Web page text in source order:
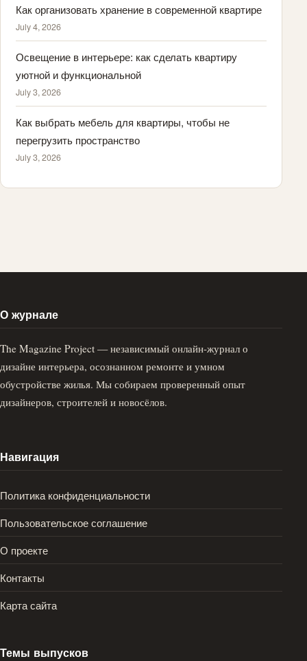
Как организовать хранение в современной квартире
July 4, 2026
Освещение в интерьере: как сделать квартиру
уютной и функциональной
July 3, 2026
Как выбрать мебель для квартиры, чтобы не
перегрузить пространство
July 3, 2026
О журнале
The Magazine Project — независимый онлайн-журнал о
дизайне интерьера, осознанном ремонте и умном
обустройстве жилья. Мы собираем проверенный опыт
дизайнеров, строителей и новосёлов.
Навигация
Политика конфиденциальности
Пользовательское соглашение
О проекте
Контакты
Карта сайта
Темы выпусков